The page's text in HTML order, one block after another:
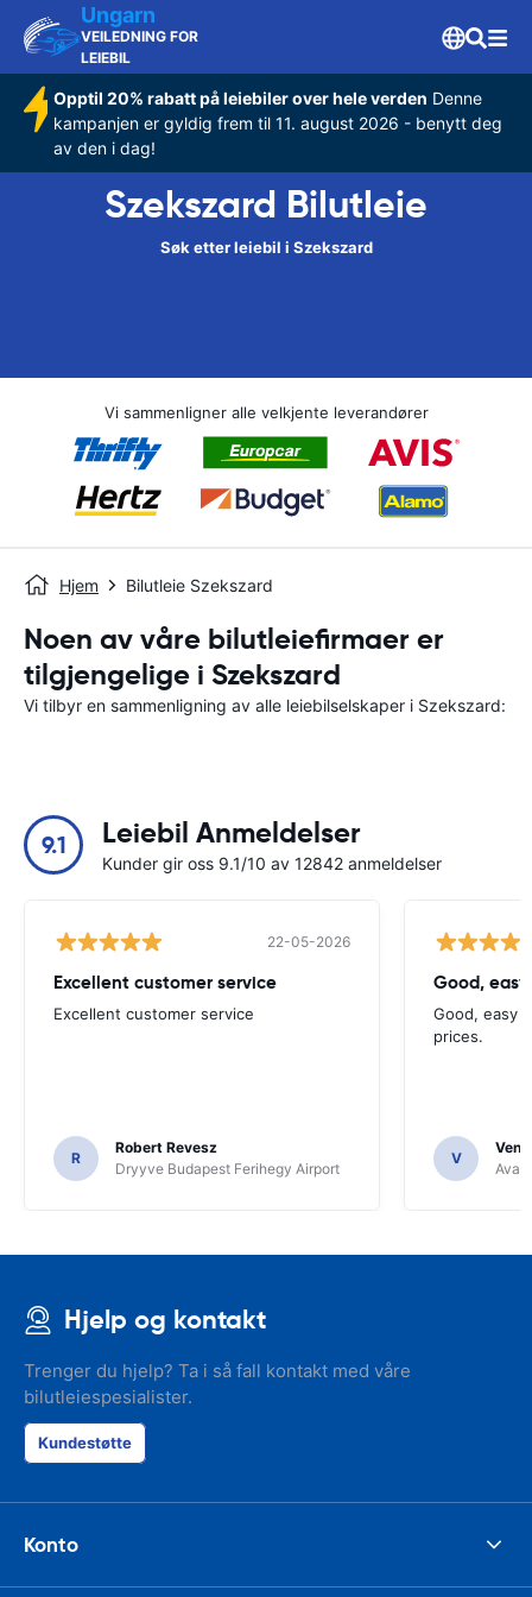
Ungarn
VEILEDNING FOR
LEIEBIL
Opptil 20% rabatt på leiebiler over hele verden Denne
kampanjen er gyldig frem til 11. august 2026 - benytt deg
av den i dag!
Szekszard Bilutleie
Søk etter leiebil i Szekszard
Vi sammenligner alle velkjente leverandører
Hjem Bilutleie Szekszard
Noen av våre bilutleiefirmaer er
tilgjengelige i Szekszard
Vi tilbyr en sammenligning av alle leiebilselskaper i Szekszard:
9.1 Leiebil Anmeldelser
Kunder gir oss 9.1/10 av 12842 anmeldelser
22-05-2026
Excellent customer service
Excellent customer service
R
Robert Revesz
Dryyve Budapest Ferihegy Airport
Good,
Good, easy
prices.
V
Hjelp og kontakt
Trenger du hjelp? Ta i så fall kontakt med våre
bilutleiespesialister.
Kundestøtte
Konto